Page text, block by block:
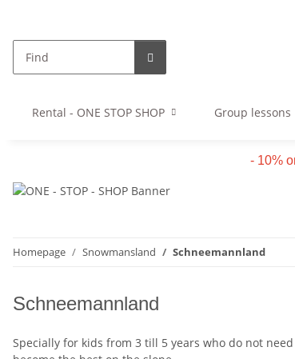
Rental - ONE STOP SHOP Group lessons
- 10%
Homepage Snowmansland Schneemannland
Schneemannland
Specially for kids from 3 till 5 years who do not